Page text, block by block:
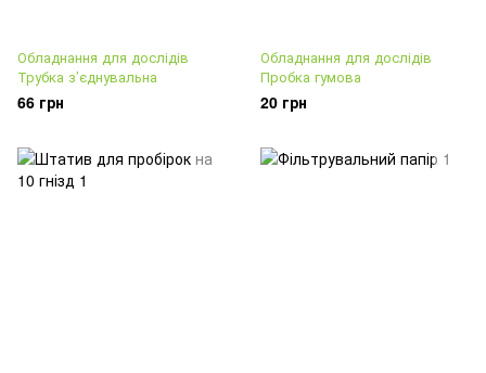
Обладнання для дослідів
Трубка з’єднувальна
66 грн
Обладнання для дослідів
Пробка гумова
20 грн